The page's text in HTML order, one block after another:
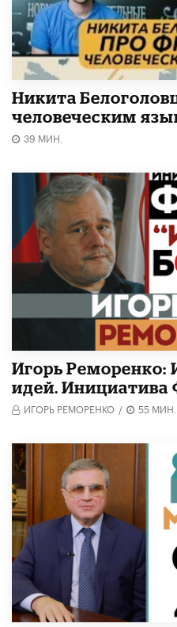
Никита
человеческим
39 МИН.
Игорь Реморенко:
идей. Инициатива
ИГОРЬ РЕМОРЕНКО / 55 МИН.